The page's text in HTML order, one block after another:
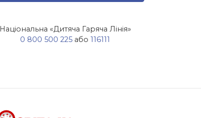
Національна «Дитяча Гаряча Лінія»
0 800 500 225 або116111